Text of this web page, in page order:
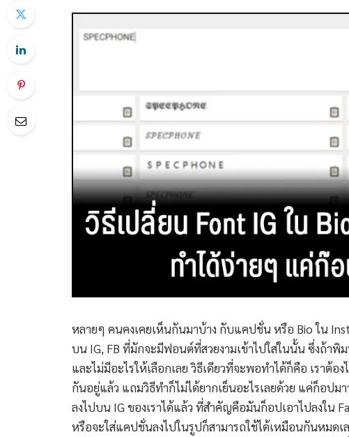
หลายๆ คนคงเคยเห็นกันมาบ้าง กับแคปชั่น หรือ Bio ใน
บน IG, FB ที่มักจะมีฟอนต์ที่สวยงามเข้าไปใส่ในนั้น ซึ่งถ้า
และไม่มีอะไรให้เลือกเลย วิธีเดียวที่จะพอทำได้ก็คือ เราต้อ
กันอยู่แล้ว แถมวิธีทำก็ไม่ได้ยากเย็นอะไรเลยด้วย แค่ก็อป
ลงไปบน IG ของเราได้แล้ว ที่สำคัญคือมันก็อปเอาไปลงใน
หรือจะใส่แคปชั่นลงไปในรูปก็สามารถใช้ได้เหมือนกันหมดเ